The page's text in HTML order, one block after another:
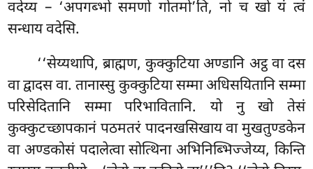
वदेय्य – ‘अपगब्भो समणो गोतमो’ति, नो च खो यं त्वं
सन्धाय वदेसि.
‘‘सेय्यथापि, ब्राह्मण, कुक्कुटिया अण्डानि अट्ठ वा दस
वा द्वादस वा. तानास्सु कुक्कुटिया सम्मा अधिसयितानि सम्मा
परिसेदितानि सम्मा परिभावितानि. यो नु खो तेसं
कुक्कुटच्छापकानं पठमतरं पादनखसिखाय वा मुखतुण्डकेन
वा अण्डकोसं पदालेत्वा सोत्थिना अभिनिब्भिज्जेय्य, किन्ति